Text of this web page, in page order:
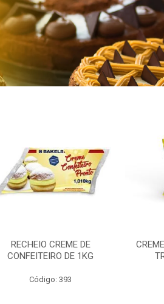
RECHEIO CREME DE
CONFEITEIRO DE 1KG
Código: 393